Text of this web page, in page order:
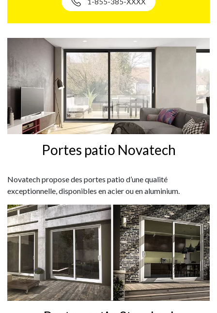
Portes patio Novatech
Novatech propose des portes patio d’une qualité
exceptionnelle, disponibles en acier ou en aluminium.